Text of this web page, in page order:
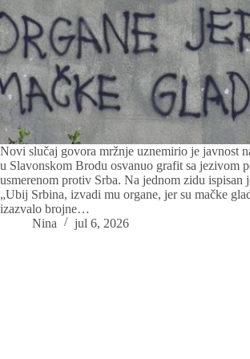
Novi slučaj govora mržnje uznemirio je javnost
u Slavonskom Brodu osvanuo grafit sa jezivom
usmerenom protiv Srba. Na jednom zidu ispisan
„Ubij Srbina, izvadi mu organe, jer su mačke
izazvalo brojne…
Nina
jul 6, 2026